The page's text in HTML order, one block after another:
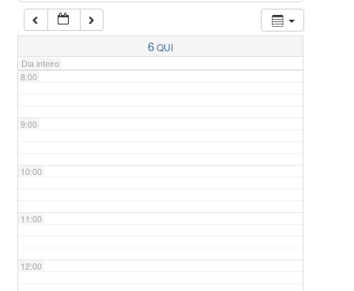
6QUI
Dia inteiro
7:00
8:00
9:00
10:00
11:00
12:00